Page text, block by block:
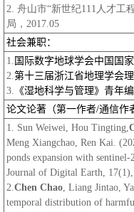
2. 舟山市“新世纪111 人才工
局， 2017.05
社会兼职：
1. 国际数字地球学会中国国
2.第十三届浙江省地理学会
3. 《湿地科学与管理》青年
论文论著（第一作者/通信作
1. Sun Weiwei, Hou Tingting,
Meng Xiangchao, Ren Kai.
ponds expansion with
Journal of Digital Earth, 17(1),
2.Chen Chao, Liang Jintao,
temporal distribution of